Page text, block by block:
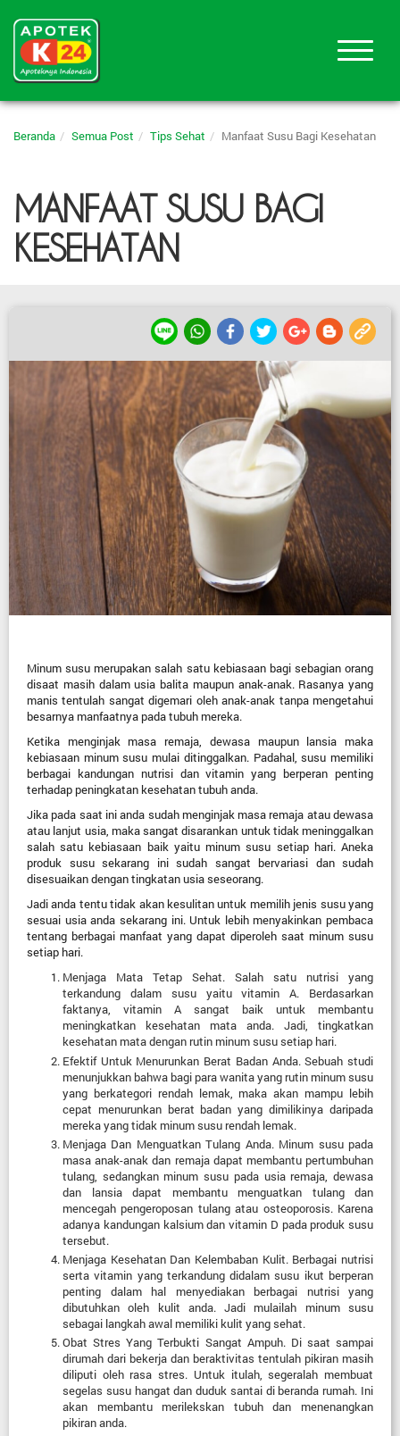
Beranda Semua Post Tips Sehat Manfaat Susu Bagi Kesehatan
MANFAAT SUSU BAGI
KESEHATAN
Minum susu merupakan salah satu kebiasaan bagi sebagian orang
disaat masih dalam usia balita maupun anak-anak. Rasanya yang
manis tentulah sangat digemari oleh anak-anak tanpa mengetahui
besarnya manfaatnya pada tubuh mereka.
Ketika menginjak masa remaja, dewasa maupun lansia maka
kebiasaan minum susu mulai ditinggalkan. Padahal, susu memiliki
berbagai kandungan nutrisi dan vitamin yang berperan penting
terhadap peningkatan kesehatan tubuh anda.
Jika pada saat ini anda sudah menginjak masa remaja atau dewasa
atau lanjut usia, maka sangat disarankan untuk tidak meninggalkan
salah satu kebiasaan baik yaitu minum susu setiap hari. Aneka
produk susu sekarang ini sudah sangat bervariasi dan sudah
disesuaikan dengan tingkatan usia seseorang.
Jadi anda tentu tidak akan kesulitan untuk memilih jenis susu yang
sesuai usia anda sekarang ini. Untuk lebih menyakinkan pembaca
tentang berbagai manfaat yang dapat diperoleh saat minum susu
setiap hari.
Menjaga Mata Tetap Sehat. Salah satu nutrisi yang
terkandung dalam susu yaitu vitamin A. Berdasarkan
faktanya, vitamin A sangat baik untuk membantu
meningkatkan kesehatan mata anda. Jadi, tingkatkan
kesehatan mata dengan rutin minum susu setiap hari.
Efektif Untuk Menurunkan Berat Badan Anda. Sebuah studi
menunjukkan bahwa bagi para wanita yang rutin minum susu
yang berkategori rendah lemak, maka akan mampu lebih
cepat menurunkan berat badan yang dimilikinya daripada
mereka yang tidak minum susu rendah lemak.
Menjaga Dan Menguatkan Tulang Anda. Minum susu pada
masa anak-anak dan remaja dapat membantu pertumbuhan
tulang, sedangkan minum susu pada usia remaja, dewasa
dan lansia dapat membantu menguatkan tulang dan
mencegah pengeroposan tulang atau osteoporosis. Karena
adanya kandungan kalsium dan vitamin D pada produk susu
tersebut.
Menjaga Kesehatan Dan Kelembaban Kulit. Berbagai nutrisi
serta vitamin yang terkandung didalam susu ikut berperan
penting dalam hal menyediakan berbagai nutrisi yang
dibutuhkan oleh kulit anda. Jadi mulailah minum susu
sebagai langkah awal memiliki kulit yang sehat.
Obat Stres Yang Terbukti Sangat Ampuh. Di saat sampai
dirumah dari bekerja dan beraktivitas tentulah pikiran masih
diliputi oleh rasa stres. Untuk itulah, segeralah membuat
segelas susu hangat dan duduk santai di beranda rumah. Ini
akan membantu merilekskan tubuh dan menenangkan
pikiran anda.